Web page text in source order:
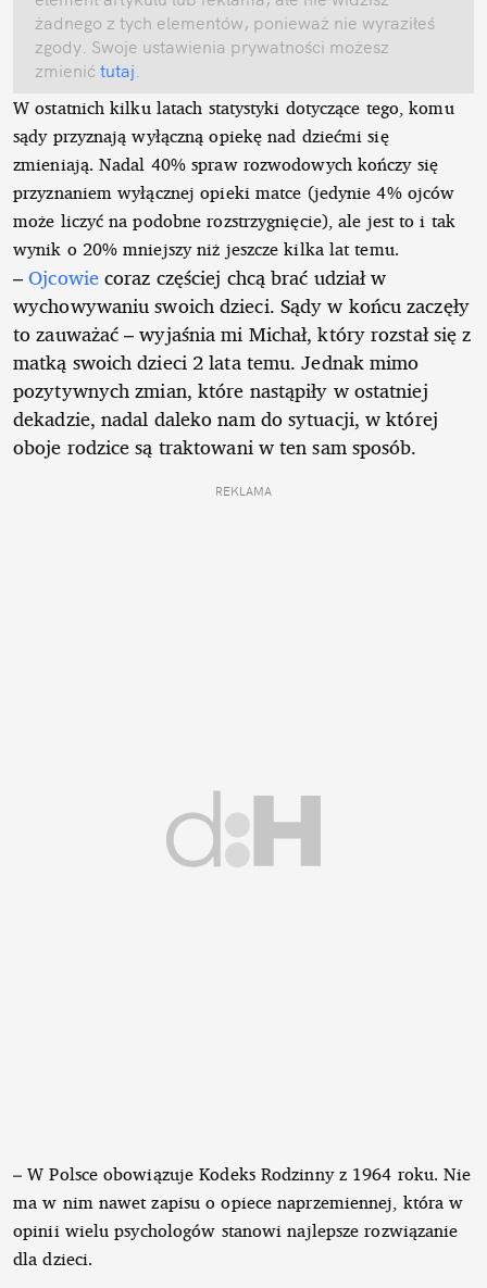
żadnego z tych elementów, ponieważ nie wyraziłeś
zgody. Swoje ustawienia prywatności możesz
zmienić tutaj
W ostatnich kilku latach statystyki dotyczące tego, komu
sądy przyznają wyłączną opiekę nad dziećmi się
zmieniają. Nadal 40% spraw rozwodowych kończy się
przyznaniem wyłącznej opieki matce (jedynie 4% ojców
może liczyć na podobne rozstrzygnięcie), ale jest to i tak
wynik o 20% mniejszy niż jeszcze kilka lat temu.
–Ojcowiecoraz częściej chcą brać udział w
wychowywaniu swoich dzieci. Sądy w końcu zaczęły
to zauważać – wyjaśnia mi Michał, który rozstał się z
matką swoich dzieci 2 lata temu. Jednak mimo
pozytywnych zmian, które nastąpiły w ostatniej
dekadzie, nadal daleko nam do sytuacji, w której
oboje rodzice są traktowani w ten sam sposób.
REKLAMA
– W Polsce obowiązuje Kodeks Rodzinny z 1964 roku. Nie
ma w nim nawet zapisu o opiece naprzemiennej, która w
opinii wielu psychologów stanowi najlepsze rozwiązanie
dla dzieci.